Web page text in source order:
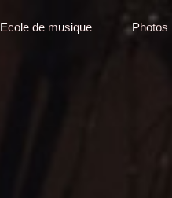
Ecole de musique Photos